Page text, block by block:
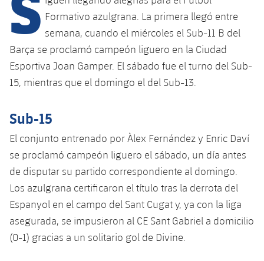
plusicon
más
Instalaciones
Palau Blaugrana
Estadi Johan Cruyff
Barça Cafe
Ciutat Esportiva
plusicon
más
Servicios
plusicon
más
SUB13
SUB12
SUB11 A
SUB11 B
SUB10 A
SUB10 B
SUB9 A
SUB9 B
SUB12 C
SUB11 C
Entradas
Gameday Shows
Resultados
Clasificación
Jugadores
Fotos
Historia
Palmarés
Base
Barça Atlètic
Junior
Cadete B
Infantil A
Mini
Campus Verano
PLUSICON
MÁS
Primer Equipo
plusicon
más
Calendario
Entradas
Resultados
Clasificaciones
Calendario
Resultados
Clasificaciones
Base
plusicon
más
Actualidad
Juvenil
Cadete A
PLUSICON
MÁS
Primer equipo
plusicon
más
Actualidad
Barça Atlètic
plusicon
más
Formativo azulgrana. La primera llegó entre
semana, cuando el miércoles el Sub-11 B del
Barça se proclamó campeón liguero en la Ciudad
Esportiva Joan Gamper. El sábado fue el turno del Sub-
15, mientras que el domingo el del Sub-13.
Sub-15
El conjunto entrenado por Àlex Fernández y Enric Daví
se proclamó campeón liguero el sábado, un día antes
de disputar su partido correspondiente al domingo.
Los azulgrana certificaron el título tras la derrota del
Espanyol en el campo del Sant Cugat y, ya con la liga
asegurada, se impusieron al CE Sant Gabriel a domicilio
(0-1) gracias a un solitario gol de Divine.